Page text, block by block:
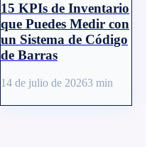
15 KPIs de Inventario
que Puedes Medir con
un Sistema de Código
de Barras
14 de julio de 20263 min